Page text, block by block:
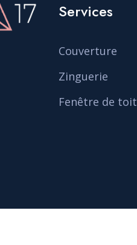
Services
Couverture
Zinguerie
Fenêtre de toit